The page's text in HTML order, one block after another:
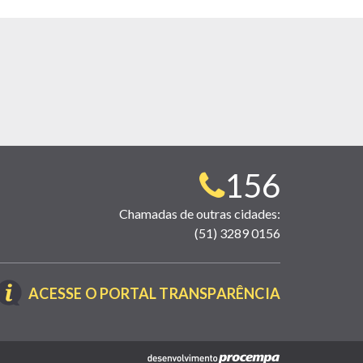
Telefone
para
contato:
156
Chamadas de outras cidades:
(51) 3289 0156
ACESSE O PORTAL TRANSPARÊNCIA(LINK
NOVA